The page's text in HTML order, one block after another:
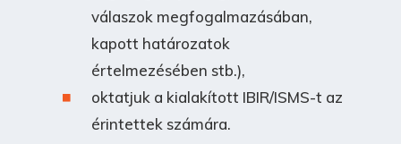
válaszok megfogalmazásában,
kapott határozatok
értelmezésében stb.),
oktatjuk a kialakított IBIR/ISMS-t az
érintettek számára.